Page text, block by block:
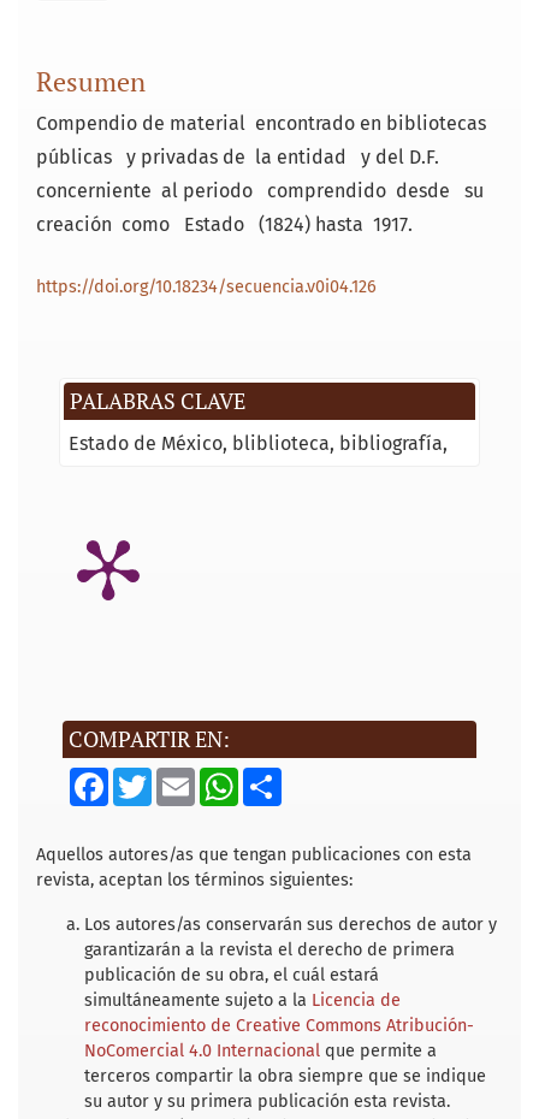
PALABRAS CLAVE
Estado de México bliblioteca bibliografía
COMPARTIR EN:
F
a
b
o
o
T
w
t
e
r
E
m
l
W
s
A
p
S
e
Resumen
Compendio de material encontrado en bibliotecas
públicas y privadas de la entidad y del D.F.
concerniente al periodo comprendido desde su
creación como Estado (1824) hasta 1917.
https://doi.org/10.18234/secuencia.v0i04.126
Aquellos autores/as que tengan publicaciones con esta
revista, aceptan los términos siguientes:
Los autores/as conservarán sus derechos de autor y
garantizarán a la revista el derecho de primera
publicación de su obra, el cuál estará
simultáneamente sujeto a la Licencia de
reconocimiento de Creative Commons Atribución-
NoComercial 4.0 Internacional que permite a
terceros compartir la obra siempre que se indique
su autor y su primera publicación esta revista.